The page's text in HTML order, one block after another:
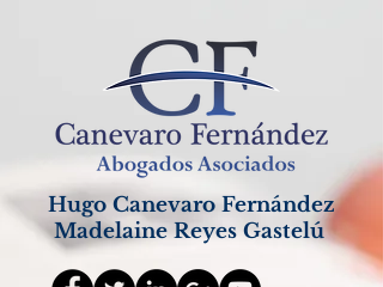
Hugo Canevaro Fernández
Madelaine Reyes Gastelú